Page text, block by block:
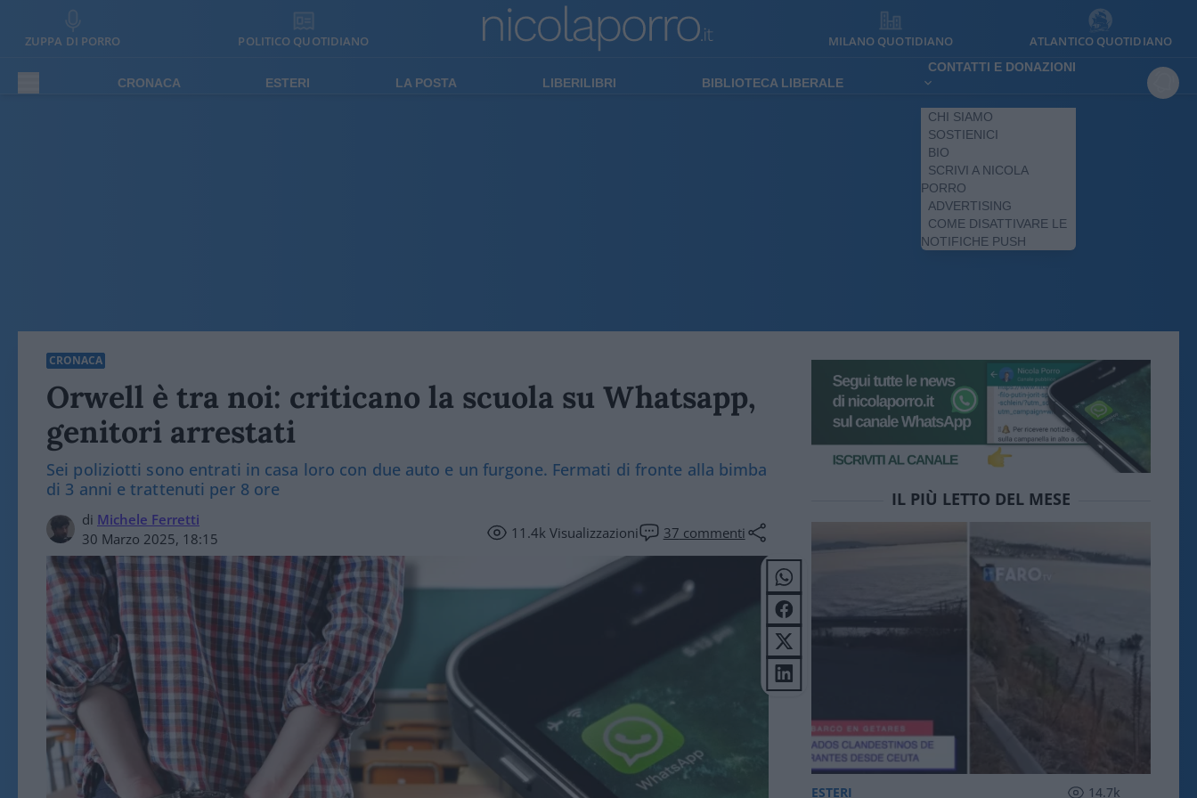
ZUPPA DI PORRO POLITICO QUOTIDIANO MILANO QUOTIDIANO ATLANTICO QUOTIDIANO
CRONACA ESTERI LA POSTA LIBERILIBRI BIBLIOTECA LIBERALE
CONTATTI E DONAZIONI
CHI SIAMO
SOSTIENICI
BIO
SCRIVI A NICOLA
PORRO
ADVERTISING
COME DISATTIVARE LE
NOTIFICHE PUSH
CRONACA
Orwell è tra noi: criticano la scuola su Whatsapp,
genitori arrestati
Sei poliziotti sono entrati in casa loro con due auto e un furgone. Fermati di fronte alla bimba
di 3 anni e trattenuti per 8 ore
di Michele Ferretti
30 Marzo 2025, 18:15
11.4kVisualizzazioni 37 commenti
IL PIÙ LETTO DEL MESE
ESTERI 14.7k